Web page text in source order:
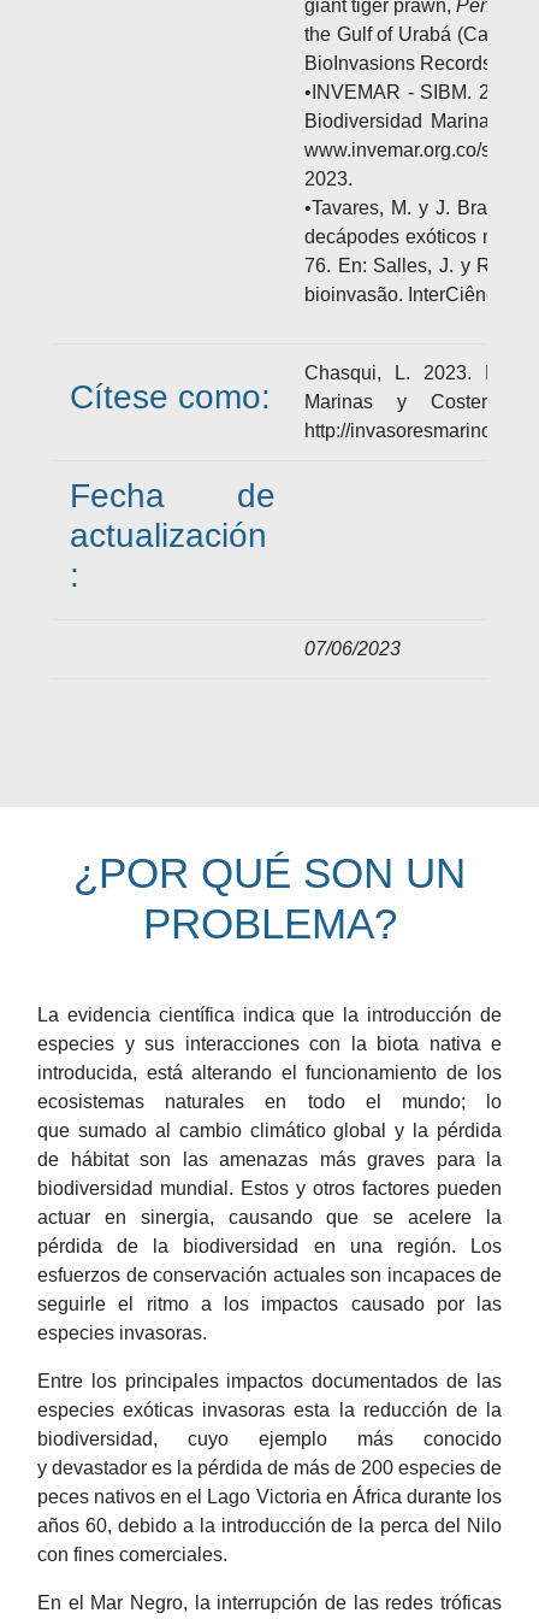
giant tiger prawn,Penaeus
the Gulf of Urabá
BioInvasions Records,
•INVEMAR - SIBM. 2023.
Biodiversidad Marina de
www.invemar.org.co/
2023.
•Tavares, M. y J. Braga.
decápodes exóticos no
76. En: Salles, J. y R.S.
bioinvasão. InterCiência,
Cítese como:
Chasqui, L. 2023.
Marinas y Costeras
http://
Fecha de
actualización
:
07/06/2023
¿POR QUÉ SON UN
PROBLEMA?
La evidencia científica indica que la introducción de
especies y sus interacciones con la biota nativa e
introducida, está alterando el funcionamiento de los
ecosistemas naturales en todo el mundo; lo
que sumado al cambio climático global y la pérdida
de hábitat son las amenazas más graves para la
biodiversidad mundial. Estos y otros factores pueden
actuar en sinergia, causando que se acelere la
pérdida de la biodiversidad en una región. Los
esfuerzos de conservación actuales son incapaces de
seguirle el ritmo a los impactos causado por las
especies invasoras.
Entre los principales impactos documentados de las
especies exóticas invasoras esta la reducción de la
biodiversidad, cuyo ejemplo más conocido
y devastador es la pérdida de más de 200 especies de
peces nativos en el Lago Victoria en África durante los
años 60, debido a la introducción de la perca del Nilo
con fines comerciales.
En el Mar Negro, la interrupción de las redes tróficas